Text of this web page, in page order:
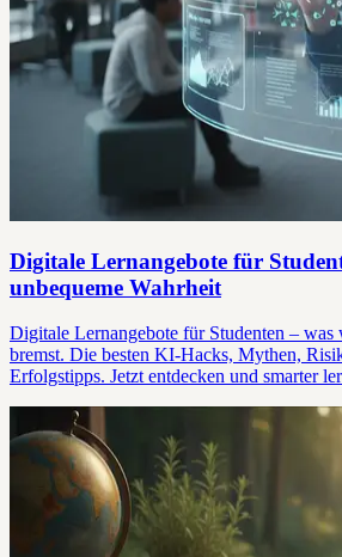
Digitale Lernangebote für
unbequeme Wahrheit
Digitale Lernangebote für Studenten –
bremst. Die besten KI-Hacks, Mythen,
Erfolgstipps. Jetzt entdecken und smarter